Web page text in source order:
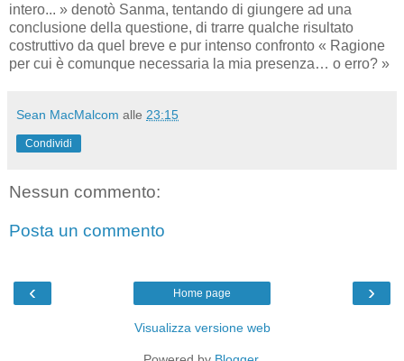
intero... » denotò Sanma, tentando di giungere ad una
conclusione della questione, di trarre qualche risultato
costruttivo da quel breve e pur intenso confronto « Ragione
per cui è comunque necessaria la mia presenza… o erro? »
Sean MacMalcom alle 23:15
Condividi
Nessun commento:
Posta un commento
‹ ›
Home page
Visualizza versione web